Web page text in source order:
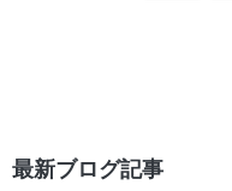
最新ブログ記事